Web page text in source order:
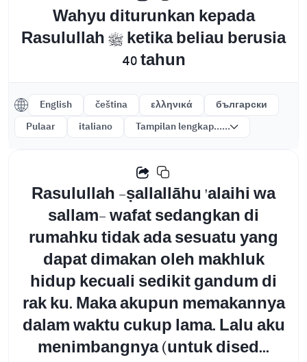
Wahyu diturunkan kepada
Rasulullah ﷺ ketika beliau berusia
40 tahun
English čeština ελληνικά
български
Pulaar
italiano Tampilan lengkap......
Rasulullah -ṣallallāhu 'alaihi wa
sallam- wafat sedangkan di
rumahku tidak ada sesuatu yang
dapat dimakan oleh makhluk
hidup kecuali sedikit gandum di
rak ku. Maka akupun memakannya
dalam waktu cukup lama. Lalu aku
menimbangnya (untuk dised...